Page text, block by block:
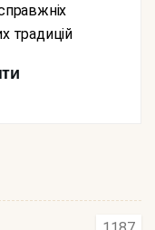
традицій